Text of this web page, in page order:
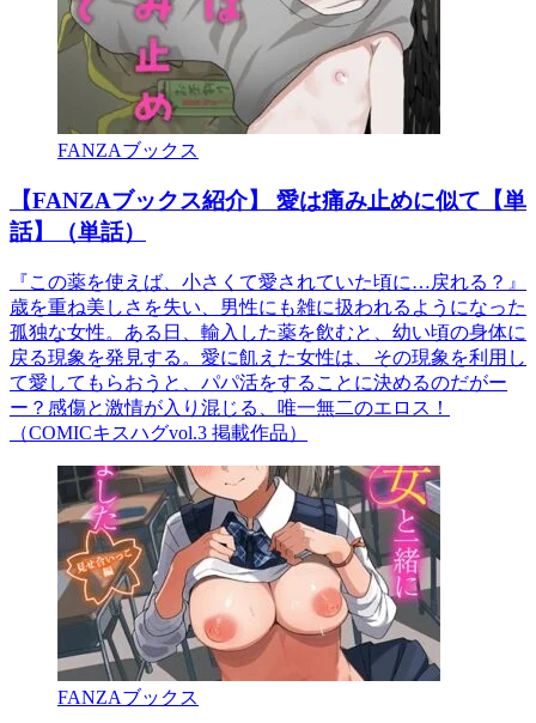
FANZAブックス
【FANZAブックス紹介】 愛は痛み止めに似て【単
話】（単話）
『この薬を使えば、小さくて愛されていた頃に…戻れる？』
歳を重ね美しさを失い、男性にも雑に扱われるようになった
孤独な女性。ある日、輸入した薬を飲むと、幼い頃の身体に
戻る現象を発見する。愛に飢えた女性は、その現象を利用し
て愛してもらおうと、パパ活をすることに決めるのだがー
ー？感傷と激情が入り混じる、唯一無二のエロス！
（COMICキスハグvol.3 掲載作品）
FANZAブックス